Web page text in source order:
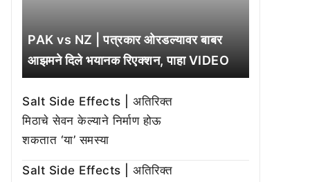
PAK vs NZ | पत्रकार ओरडल्यावर बाबर
आझमने दिले भयानक रिएक्शन, पाहा VIDEO
Salt Side Effects | अतिरिक्त
मिठाचे सेवन केल्याने निर्माण होऊ
शकतात ‘या’ समस्या
Salt Side Effects | अतिरिक्त